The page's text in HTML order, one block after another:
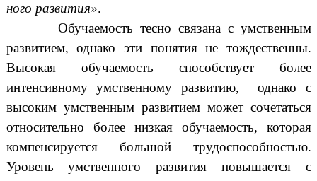
ного развития».
Обучаемость тесно связана с умственным
развитием, однако эти понятия не тождественны.
Высокая обучаемость способствует более
интенсивному умственному развитию, однако с
высоким умственным развитием может сочетаться
относительно более низкая обучаемость, которая
компенсируется большой трудоспособностью.
Уровень умственного развития повышается с